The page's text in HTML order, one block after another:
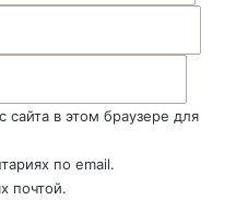
в этом браузере для
по email.
почтой.